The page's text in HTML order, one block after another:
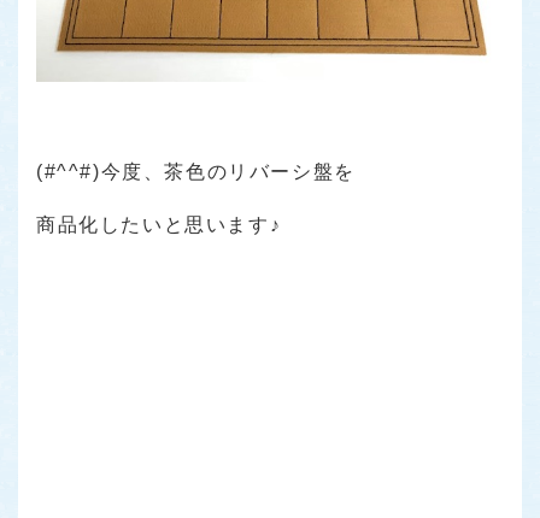
(#^^#)今度、茶色のリバーシ盤を
商品化したいと思います♪